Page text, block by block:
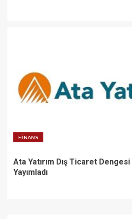
FINANS
Ata Yatırım Dış Ticaret
Yayımladı